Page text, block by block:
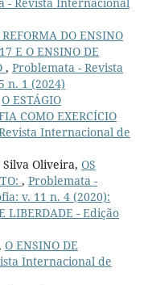
DO ENSINO
E O ENSINO DE
, Problemata - Revista
n. 1 (2024)
O ESTÁGIO
COMO EXERCÍCIO
Internacional de
Oliveira, OS
, Problemata -
v. 11 n. 4 (2020):
LIBERDADE - Edição
O ENSINO DE
Internacional de